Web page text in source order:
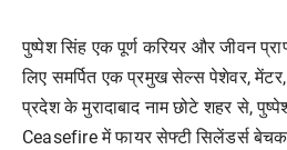
पुष्पेश सिंह एक पूर्ण करियर और जीवन
लिए समर्पित एक प्रमुख सेल्स पेशेवर,
प्रदेश के मुरादाबाद नाम छोटे शहर से,
Ceasefire में फायर सेफ्टी सिलेंडर्स